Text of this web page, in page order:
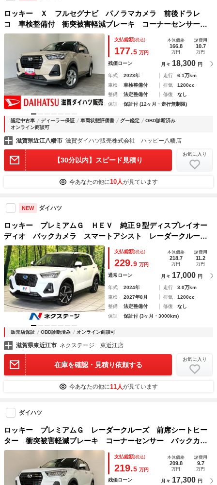
ロッキー Ｘ フルセグナビ パノラマカメラ 前後ドラレ
コ 車検整備付 衝突被害軽減ブレーキ コーナーセンサー
フルセグナビ Ｂｌｕｅｔｏｏｔｈ ＵＳＢ ＤＶＤ再生 パ
ノラマカメラ 前後ドラレコ ＥＴＣ ＬＥＤ スマートキ
ー オートライト オートエアコン 電動格納式ミラー
支払総額(税込)
177.5 万円
本体価格
166.8
万円
諸費用
10.7
万円
残価ローン 月々 18,300 円
年式 2023年 走行
6.1万km
車検
車検整備付 排気
1200cc
整備
法定整備付 修復
なし
保証
保証付 (12ヶ月・走行無制限)
認定中古車 ディーラー保証 車両状態評価書 グー鑑定
OBD診断済み
オンライン商談可
滋賀県近江八幡市 滋賀ダイハツ販売株式会社 ハッピー八幡店
【30分以内】スピード見積り
お気に入り
今あなたの他に10人が見ています
NEW ダイハツ
ロッキー プレミアムＧ ＨＥＶ 純正９型ディスプレイオー
ディオ バックカメラ スマートアシスト レーダークルーズ
コントロール シートヒーター コーナーセンサー 禁煙 Ｌ
ＥＤヘッドライト ａｐｐｌｅｃａｒｐｌａｙ ドラレコ Ｅ
ＴＣ
支払総額(税込)
229.9 万円
本体価格
218.7
万円
諸費用
11.2
万円
通常ローン 月々 17,000 円
年式 2024年 走行
3.0万km
車検
2027年8月 排気
1200cc
整備
法定整備付 修復
なし
保証
保証付 (3ヶ月・3000km)
販売店保証 OBD診断済み オンライン商談可
滋賀県東近江市 ネクステージ 東近江店
在庫を確認・見積り依頼する
お気に入り
今あなたの他に11人が見ています
ダイハツ
ロッキー プレミアムＧ レーダークルーズ 前席シートヒー
ター 衝突被害軽減ブレーキ コーナーセンサー バックカメ
ラ（ナビ装着時用） 前席シートヒーター 電動パーキング
クルーズコントロール ＬＥＤ オートライト オートエアコ
ン スマートキー エコアイドル
支払総額(税込)
219.5 万円
本体価格
209.8
万円
諸費用
9.7
万円
残価ローン 月々 17,300 円